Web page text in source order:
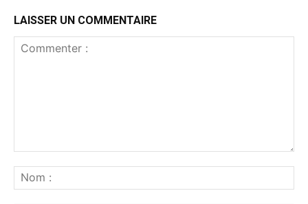
LAISSER UN COMMENTAIRE
: